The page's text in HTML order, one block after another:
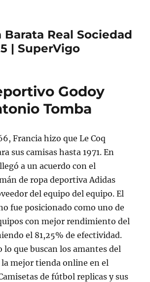
Barata Real Sociedad
| SuperVigo
Godoy
Tomba
Francia hizo que Le Coq
sus camisas hasta 1971. En
a un acuerdo con el
de ropa deportiva Adidas
del equipo del equipo. El
fue posicionado como uno de
con mejor rendimiento del
el 81,25% de efectividad.
lo que buscan los amantes del
mejor tienda online en el
de fútbol replicas y sus